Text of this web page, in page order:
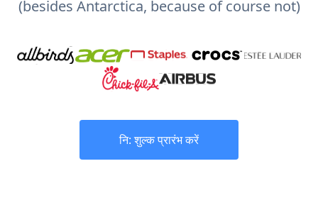
(besides Antarctica, because of course not)
नि: शुल्क प्रारंभ करें